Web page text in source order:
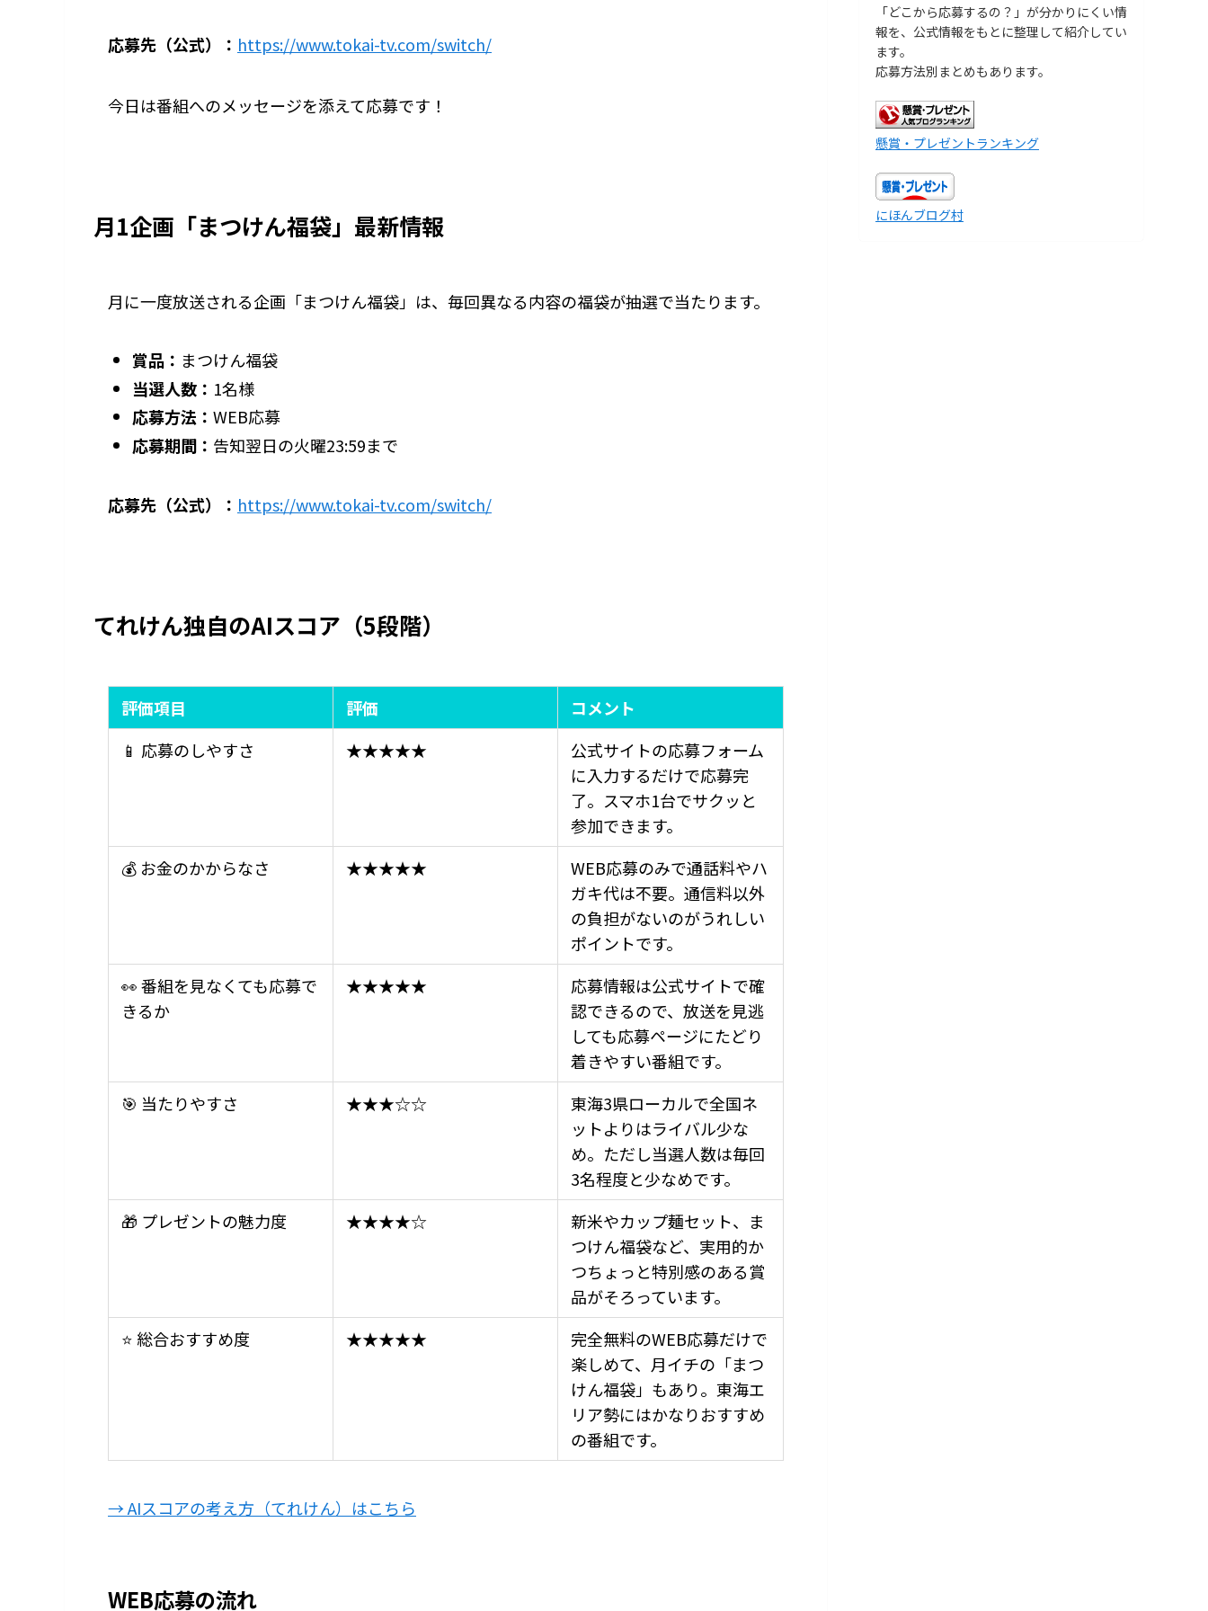
応募先（公式）： https://www.tokai-tv.com/switch/
今日は番組へのメッセージを添えて応募です！
月1企画「まつけん福袋」最新情報
月に一度放送される企画「まつけん福袋」は、毎回異なる内容の福袋が抽選で当たります。
賞品： まつけん福袋
当選人数： 1名様
応募方法： WEB応募
応募期間： 告知翌日の火曜23:59まで
応募先（公式）： https://www.tokai-tv.com/switch/
てれけん独自のAIスコア（5段階）
評価項目 評価
コメント
📱 応募のしやすさ
★★★★★
公式サイトの応募フォーム
に入力するだけで応募完
了。スマホ1台でサクッと
参加できます。
💰 お金のかからなさ
★★★★★
WEB応募のみで通話料やハ
ガキ代は不要。通信料以外
の負担がないのがうれしい
ポイントです。
👀 番組を見なくても応募で
きるか
★★★★★
応募情報は公式サイトで確
認できるので、放送を見逃
しても応募ページにたどり
着きやすい番組です。
🎯 当たりやすさ
★★★☆☆
東海3県ローカルで全国ネ
ットよりはライバル少な
め。ただし当選人数は毎回
3名程度と少なめです。
🎁 プレゼントの魅力度
★★★★☆
新米やカップ麺セット、ま
つけん福袋など、実用的か
つちょっと特別感のある賞
品がそろっています。
⭐ 総合おすすめ度
★★★★★
完全無料のWEB応募だけで
楽しめて、月イチの「まつ
けん福袋」もあり。東海エ
リア勢にはかなりおすすめ
の番組です。
→ AIスコアの考え方（てれけん）はこちら
WEB応募の流れ
「どこから応募するの？」が分かりにくい情
報を、公式情報をもとに整理して紹介してい
ます。
応募方法別まとめもあります。
懸賞・プレゼントランキング
にほんブログ村